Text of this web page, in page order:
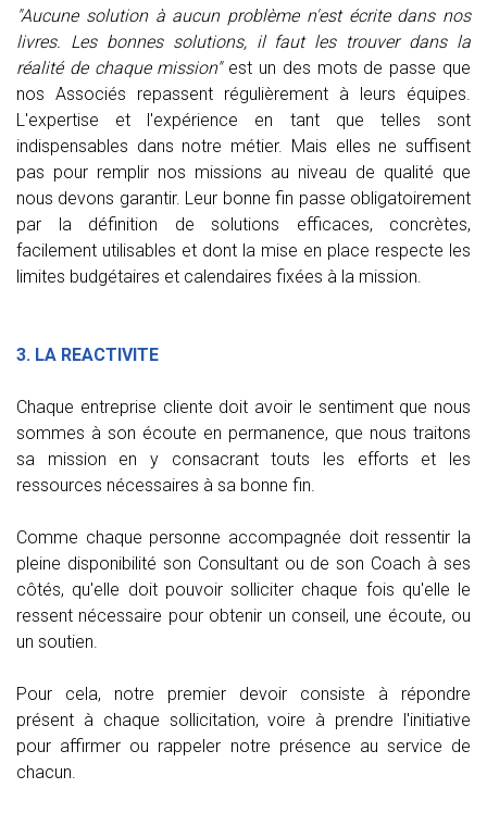
"Aucune solution à aucun problème n'est écrite dans nos
livres. Les bonnes solutions, il faut les trouver dans la
réalité de chaque mission" est un des mots de passe que
nos Associés repassent régulièrement à leurs équipes.
L'expertise et l'expérience en tant que telles sont
indispensables dans notre métier. Mais elles ne suffisent
pas pour remplir nos missions au niveau de qualité que
nous devons garantir. Leur bonne fin passe obligatoirement
par la définition de solutions efficaces, concrètes,
facilement utilisables et dont la mise en place respecte les
limites budgétaires et calendaires fixées à la mission.
3. LA REACTIVITE
Chaque entreprise cliente doit avoir le sentiment que nous
sommes à son écoute en permanence, que nous traitons
sa mission en y consacrant touts les efforts et les
ressources nécessaires à sa bonne fin.
Comme chaque personne accompagnée doit ressentir la
pleine disponibilité son Consultant ou de son Coach à ses
côtés, qu'elle doit pouvoir solliciter chaque fois qu'elle le
ressent nécessaire pour obtenir un conseil, une écoute, ou
un soutien.
Pour cela, notre premier devoir consiste à répondre
présent à chaque sollicitation, voire à prendre l'initiative
pour affirmer ou rappeler notre présence au service de
chacun.